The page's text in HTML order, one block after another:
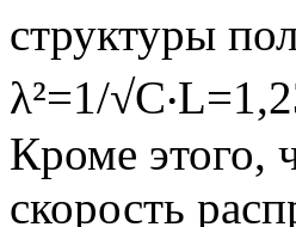
структуры
λ²=1/
Кроме этого,
скорость